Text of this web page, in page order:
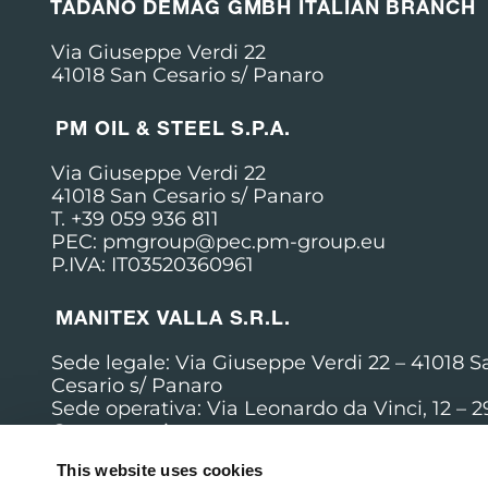
This website uses cookies
TADANO DEMAG GMBH ITALIAN BRANCH
Via Giuseppe Verdi 22
41018 San Cesario s/ Panaro
PM OIL & STEEL S.P.A.
Via Giuseppe Verdi 22
41018 San Cesario s/ Panaro
T. +39 059 936 811
PEC: pmgroup@pec.pm-group.eu
P.IVA: IT03520360961
MANITEX VALLA S.R.L.
Sede legale: Via Giuseppe Verdi 22 – 41018
Cesario s/ Panaro
Sede operativa: Via Leonardo da Vinci, 12 –
Cortemaggiore
PEC: manitex.valla@pec.it